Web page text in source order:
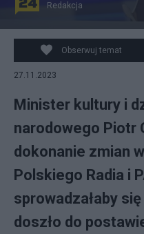
Redakcja
Obserwuj temat
27.11.2023
Minister kultury i
narodowego Piotr
dokonanie zmian
Polskiego Radia i
sprowadzałaby
doszło do